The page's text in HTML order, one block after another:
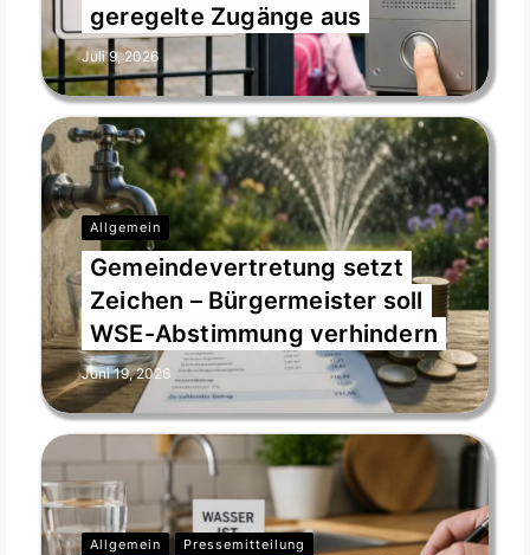
geregelte Zugänge aus
Juli 9, 2026
Allgemein
Gemeindevertretung setzt
Zeichen – Bürgermeister soll
WSE-Abstimmung verhindern
Juni 19, 2026
Allgemein Pressemitteilung